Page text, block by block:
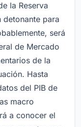
la Reserva
detonante para
será
de Mercado
de la
Hasta
del PIB de
macro
a conocer el